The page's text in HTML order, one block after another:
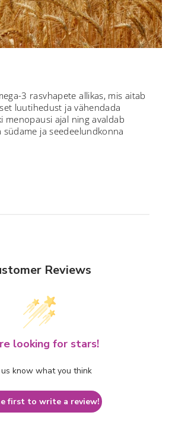
3 rasvhapete allikas, mis aitab
luutihedust ja vähendada
menopausi ajal ning avaldab
südame ja seedeelundkonna
Reviews
looking for stars!
know what you think
first to write a review!